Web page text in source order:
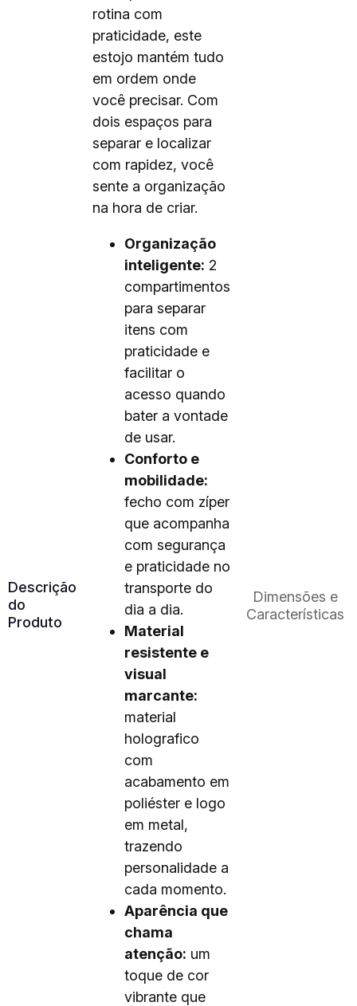
Descrição
do
Produto
rotina com
praticidade, este
estojo mantém tudo
em ordem onde
você precisar. Com
dois espaços para
separar e localizar
com rapidez, você
sente a organização
na hora de criar.
Organização
inteligente: 2
compartimentos
para separar
itens com
praticidade e
facilitar o
acesso quando
bater a vontade
de usar.
Conforto e
mobilidade:
fecho com zíper
que acompanha
com segurança
e praticidade no
transporte do
dia a dia.
Material
resistente e
visual
marcante:
material
holografico
com
acabamento em
poliéster e logo
em metal,
trazendo
personalidade a
cada momento.
Aparência que
chama
atenção: um
toque de cor
vibrante que
Dimensões e
Características